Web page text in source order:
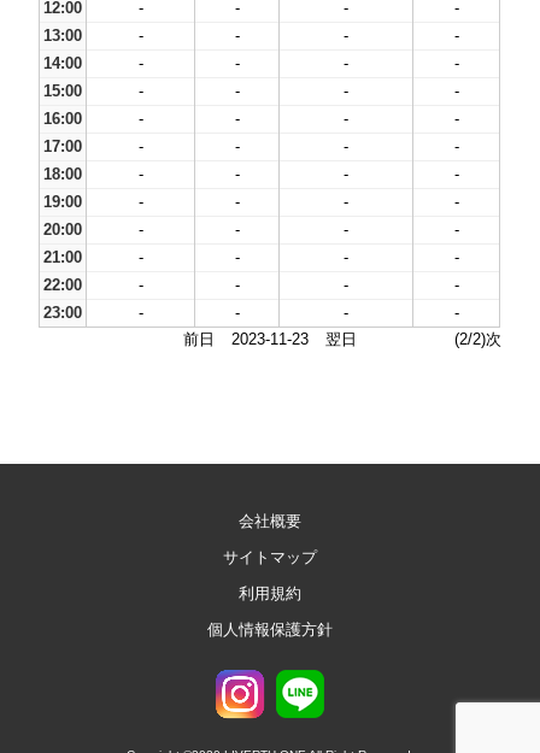
12:00
- - -
-
13:00
- - -
-
14:00
- - -
-
15:00
- - -
-
16:00
- - -
-
17:00
- - -
-
18:00
- - -
-
19:00
- - -
-
20:00
- - -
-
21:00
- - -
-
22:00
- - -
-
23:00
- - -
-
前日
2023-11-23 翌日 (2/2)次
会社概要
サイトマップ
利用規約
個人情報保護方針